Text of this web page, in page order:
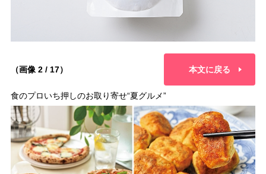
（画像 2 / 17） 本文に戻る
食のプロいち押しのお取り寄せ“夏グルメ”